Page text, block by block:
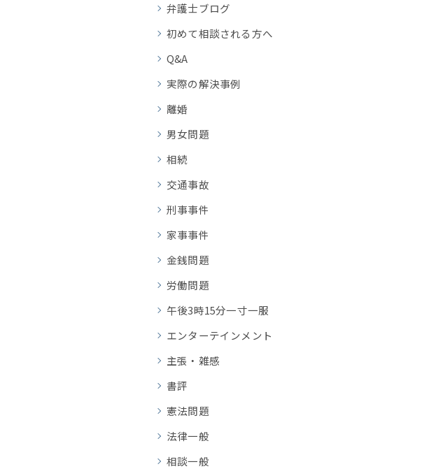
弁護士ブログ
初めて相談される方へ
Q&A
実際の解決事例
離婚
男女問題
相続
交通事故
刑事事件
家事事件
金銭問題
労働問題
午後3時15分一寸一服
エンターテインメント
主張・雑感
書評
憲法問題
法律一般
相談一般